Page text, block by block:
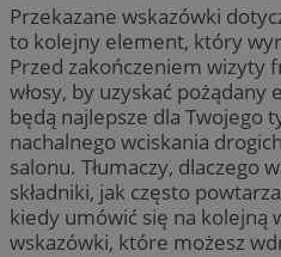
Przekazane wskazówki
to kolejny element, który
Przed zakończeniem wizyty
włosy, by uzyskać
będą najlepsze dla Twojego
nachalnego wciskania
salonu. Tłumaczy, dlaczego
składniki, jak często
kiedy umówić się na kolejną
wskazówki, które możesz